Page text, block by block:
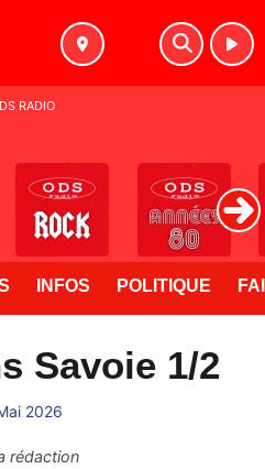
INFOS POLITIQUE
Savoie 1/2
2026
rédaction
RADIO